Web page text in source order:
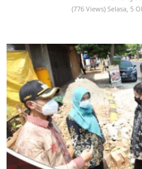
(776 Views) Selasa, 5